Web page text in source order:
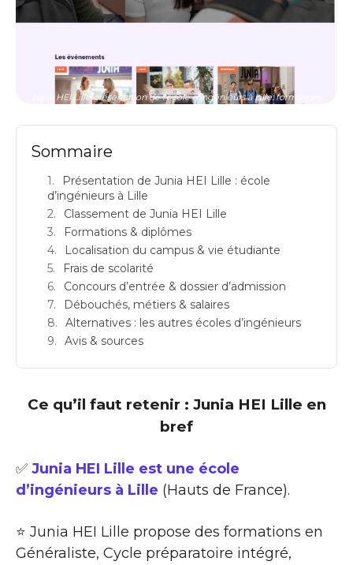
Junia HEI Lille présentation de l'école d'ingénieurs à Lille: formations
Sommaire
Présentation de Junia HEI Lille : école
d’ingénieurs à Lille
Classement de Junia HEI Lille
Formations & diplômes
Localisation du campus & vie étudiante
Frais de scolarité
Concours d’entrée & dossier d’admission
Débouchés, métiers & salaires
Alternatives : les autres écoles d’ingénieurs
Avis & sources
Ce qu’il faut retenir : Junia HEI Lille en
bref
✅ Junia HEI Lille est une école
d’ingénieurs à Lille (Hauts de France).
⭐ Junia HEI Lille propose des formations en
Généraliste, Cycle préparatoire intégré,